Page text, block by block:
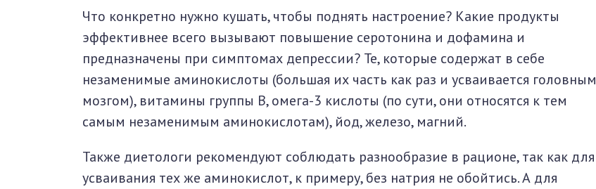
Что конкретно нужно кушать, чтобы поднять настроение? Какие продукты
эффективнее всего вызывают повышение серотонина и дофамина и
предназначены при симптомах депрессии? Те, которые содержат в себе
незаменимые аминокислоты (большая их часть как раз и усваивается головным
мозгом), витамины группы В, омега-3 кислоты (по сути, они относятся к тем
самым незаменимым аминокислотам), йод, железо, магний.
Также диетологи рекомендуют соблюдать разнообразие в рационе, так как для
усваивания тех же аминокислот, к примеру, без натрия не обойтись. А для